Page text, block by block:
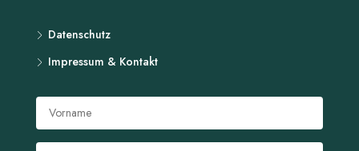
Datenschutz
Impressum & Kontakt